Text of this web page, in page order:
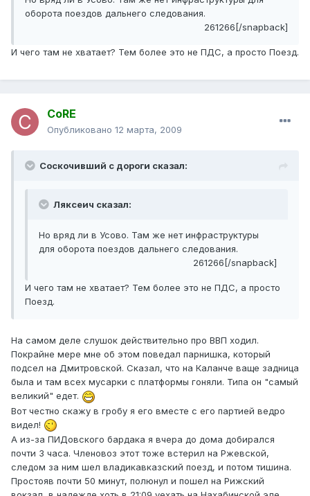
оборота поездов дальнего следования.
261266[/snapback]
И чего там не хватает? Тем более это не ПДС, а просто Поезд.
CoRE
Опубликовано 12 марта, 2009
Соскочивший с дороги сказал:
Ляксеич сказал:
Но вряд ли в Усово. Там же нет инфраструктуры
для оборота поездов дальнего следования.
261266[/snapback]
И чего там не хватает? Тем более это не ПДС, а просто
Поезд.
На самом деле слушок действительно про ВВП ходил.
Покрайне мере мне об этом поведал парнишка, который
подсел на Дмитровской. Сказал, что на Каланче ваще задница
была и там всех мусарки с платформы гоняли. Типа он "самый
великий" едет.
Вот честно скажу в гробу я его вместе с его партией ведро
видел!
А из-за ПИДовского бардака я вчера до дома добирался
почти 3 часа. Членовоз этот тоже встерил на Ржевской,
следом за ним шел владикавказский поезд, и потом тишина.
Простояв почти 50 минут, полюнул и пошел на Рижский